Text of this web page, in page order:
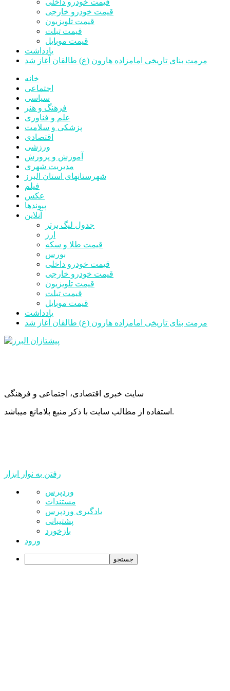
قیمت خودرو داخلی
قیمت خودرو خارجی
قیمت تلویزیون
قیمت تبلت
قیمت موبایل
یادداشت
مرمت بنای تاریخی امامزاده هارون (ع) طالقان آغاز شد
خانه
اجتماعی
سیاسی
فرهنگ و هنر
علم و فناوری
پزشکی و سلامت
اقتصادی
ورزشی
آموزش و پرورش
مدیریت شهری
شهرستانهای استان البرز
فیلم
عکس
پیوندها
آنلاین
جدول لیگ برتر
ارز
قیمت طلا و سکه
بورس
قیمت خودرو داخلی
قیمت خودرو خارجی
قیمت تلویزیون
قیمت تبلت
قیمت موبایل
یادداشت
مرمت بنای تاریخی امامزاده هارون (ع) طالقان آغاز شد
سایت خبری اقتصادی، اجتماعی و فرهنگی
استفاده از مطالب سایت با ذکر منبع بلامانع میباشد.
رفتن به نوار ابزار
درباره
وردپرس
وردپرس
مستندات
یادگیری وردپرس
پشتیبانی
بازخورد
ورود
جستجو